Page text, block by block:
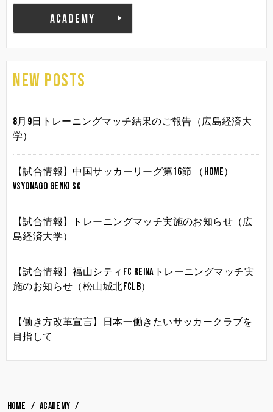
ACADEMY
NEW POSTS
8月9日トレーニングマッチ結果のご報告（広島経済大
学）
【試合情報】中国サッカーリーグ第16節 （HOME）
vsYonago Genki SC
【試合情報】トレーニングマッチ実施のお知らせ（広
島経済大学）
【試合情報】福山シティFC Reinaトレーニングマッチ実
施のお知らせ（松山城北FCLB）
【働き方改革宣言】日本一働きたいサッカークラブを
目指して
HOME ACADEMY